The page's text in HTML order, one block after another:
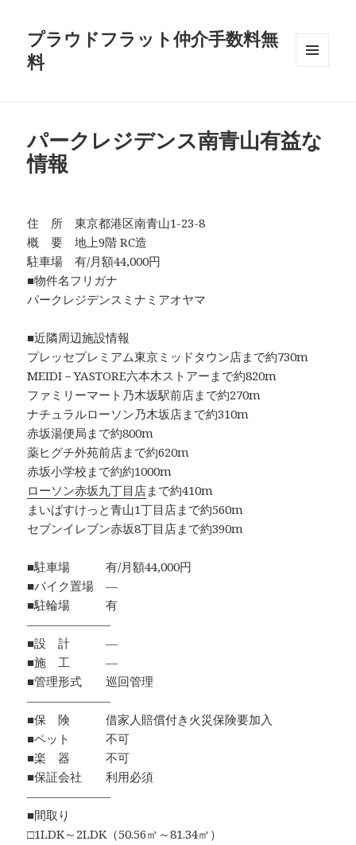
プラウドフラット仲介手数料無
料
パークレジデンス南青山有益な
情報
住 所 東京都港区南青山1-23-8
概 要 地上9階 RC造
駐車場 有/月額44,000円
■物件名フリガナ
パークレジデンスミナミアオヤマ
■近隣周辺施設情報
プレッセプレミアム東京ミッドタウン店まで約730m
MEIDI－YASTORE六本木ストアーまで約820m
ファミリーマート乃木坂駅前店まで約270m
ナチュラルローソン乃木坂店まで約310m
赤坂湯便局まで約800m
薬ヒグチ外苑前店まで約620m
赤坂小学校まで約約1000m
ローソン赤坂九丁目店まで約410m
まいばすけっと青山1丁目店まで約560m
セブンイレブン赤坂8丁目店まで約390m
■駐車場 有/月額44,000円
■バイク置場 ―
■駐輪場 有
―――――――
■設 計 ―
■施 工 ―
■管理形式 巡回管理
―――――――
■保 険 借家人賠償付き火災保険要加入
■ペット 不可
■楽 器 不可
■保証会社 利用必須
―――――――
■間取り
□1LDK～2LDK（50.56㎡～81.34㎡）